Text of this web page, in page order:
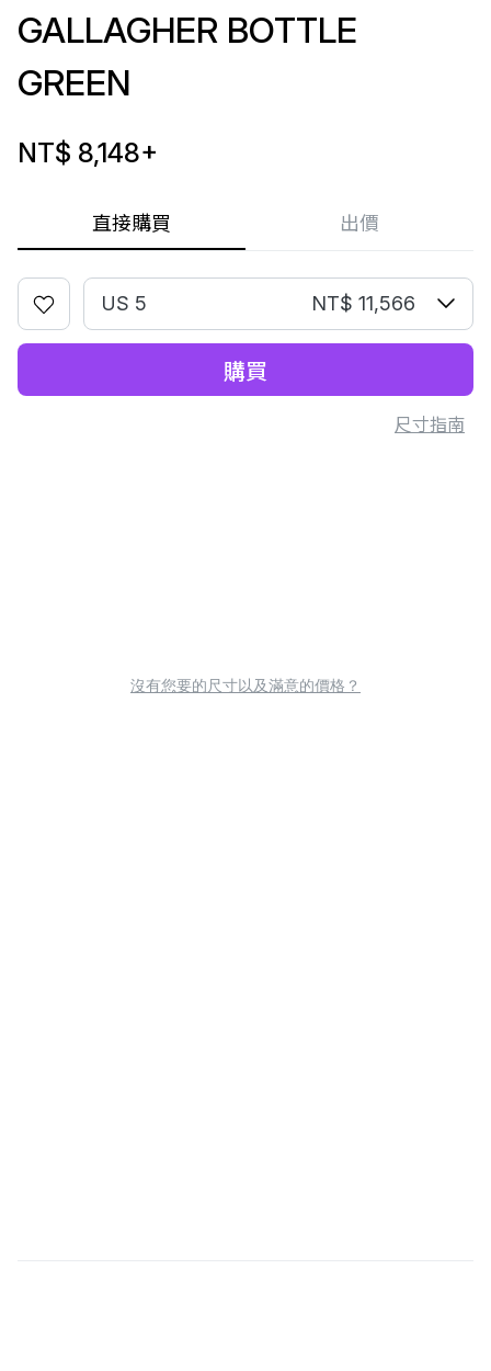
直接購買 出價
GALLAGHER BOTTLE
GREEN
NT$ 8,148+
US 5 NT$ 11,566
購買
尺寸指南
沒有您要的尺寸以及滿意的價格？